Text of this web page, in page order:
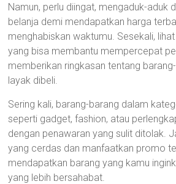
Namun, perlu diingat, mengaduk-aduk
belanja demi mendapatkan harga
menghabiskan waktumu. Sesekali, lihat
yang bisa membantu mempercepat
memberikan ringkasan tentang
layak dibeli.
Sering kali, barang-barang dalam
seperti gadget, fashion, atau
dengan penawaran yang sulit ditolak.
yang cerdas dan manfaatkan promo
mendapatkan barang yang kamu
yang lebih bersahabat.